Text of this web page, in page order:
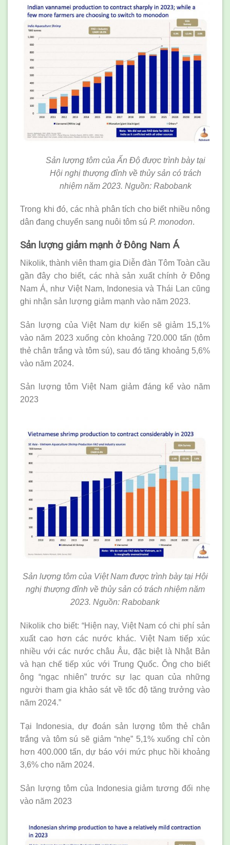
Sản lượng tôm của Ấn Độ được trình bày tại
Hội nghị thượng đỉnh về thủy sản có trách
nhiệm năm 2023. Nguồn: Rabobank
Trong khi đó, các nhà phân tích cho biết nhiều nông
dân đang chuyển sang nuôi tôm sú P. monodon.
Sản lượng giảm mạnh ở Đông Nam Á
Nikolik, thành viên tham gia Diễn đàn Tôm Toàn cầu
gần đây cho biết, các nhà sản xuất chính ở Đông
Nam Á, như Việt Nam, Indonesia và Thái Lan cũng
ghi nhận sản lượng giảm mạnh vào năm 2023.
Sản lượng của Việt Nam dự kiến sẽ giảm 15,1%
vào năm 2023 xuống còn khoảng 720.000 tấn (tôm
thẻ chân trắng và tôm sú), sau đó tăng khoảng 5,6%
vào năm 2024.
Sản lượng tôm Việt Nam giảm đáng kể vào năm
2023
Sản lượng tôm của Việt Nam được trình bày tại Hội
nghị thượng đỉnh về thủy sản có trách nhiệm năm
2023. Nguồn: Rabobank
Nikolik cho biết: “Hiện nay, Việt Nam có chi phí sản
xuất cao hơn các nước khác. Việt Nam tiếp xúc
nhiều với các nước châu Âu, đặc biệt là Nhật Bản
và hạn chế tiếp xúc với Trung Quốc. Ông cho biết
ông “ngạc nhiên” trước sự lạc quan của những
người tham gia khảo sát về tốc độ tăng trưởng vào
năm 2024.”
Tại Indonesia, dự đoán sản lượng tôm thẻ chân
trắng và tôm sú sẽ giảm “nhẹ” 5,1% xuống chỉ còn
hơn 400.000 tấn, dự báo với mức phục hồi khoảng
3,6% cho năm 2024.
Sản lượng tôm của Indonesia giảm tương đối nhẹ
vào năm 2023